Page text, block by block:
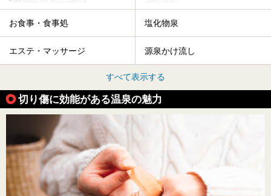
お食事・食事処 塩化物泉
エステ・マッサージ 源泉かけ流し
すべて表示する
切り傷に効能がある温泉の魅力